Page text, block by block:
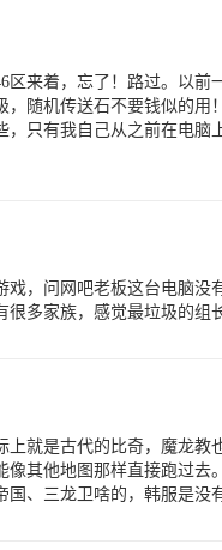
区来着，忘了！路过。以前
，随机传送石不要钱似的
，只有我自己从之前在电
戏，问网吧老板这台电脑没
很多家族，感觉最垃圾的组
上就是古代的比奇，魔龙
像其他地图那样直接跑过
国、三龙卫啥的，韩服是没